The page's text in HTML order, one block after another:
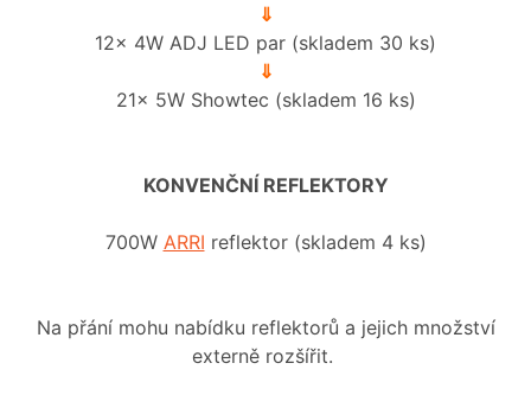
⇓
12x 4W ADJ LED par (skladem 30 ks)
⇓
21x 5W Showtec (skladem 16 ks)
KONVENČNÍ REFLEKTORY
700W ARRI reflektor (skladem 4 ks)
Na přání mohu nabídku reflektorů a jejich množství
externě rozšířit.